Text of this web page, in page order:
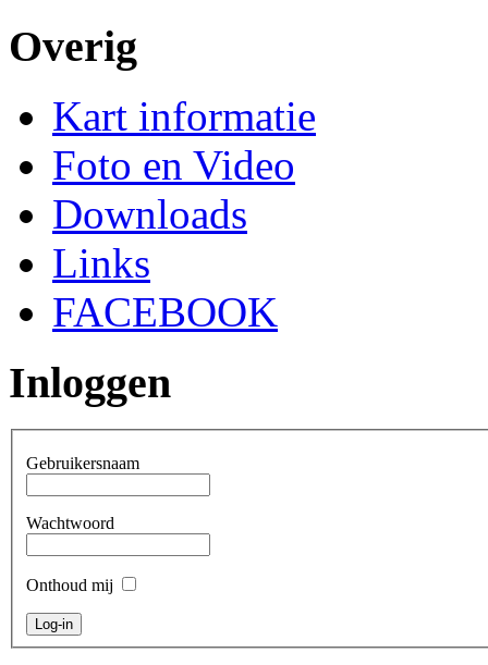
Overig
Kart informatie
Foto en Video
Downloads
Links
FACEBOOK
Inloggen
Gebruikersnaam
Wachtwoord
Onthoud mij